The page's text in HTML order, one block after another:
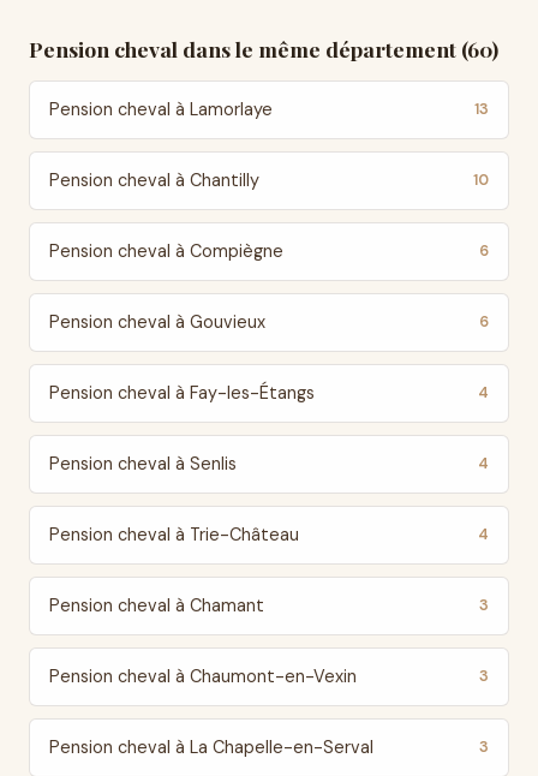
Pension cheval dans le même département (60)
Pension cheval à Lamorlaye 13
Pension cheval à Chantilly 10
Pension cheval à Compiègne 6
Pension cheval à Gouvieux 6
Pension cheval à Fay-les-Étangs 4
Pension cheval à Senlis 4
Pension cheval à Trie-Château 4
Pension cheval à Chamant 3
Pension cheval à Chaumont-en-Vexin 3
Pension cheval à La Chapelle-en-Serval 3